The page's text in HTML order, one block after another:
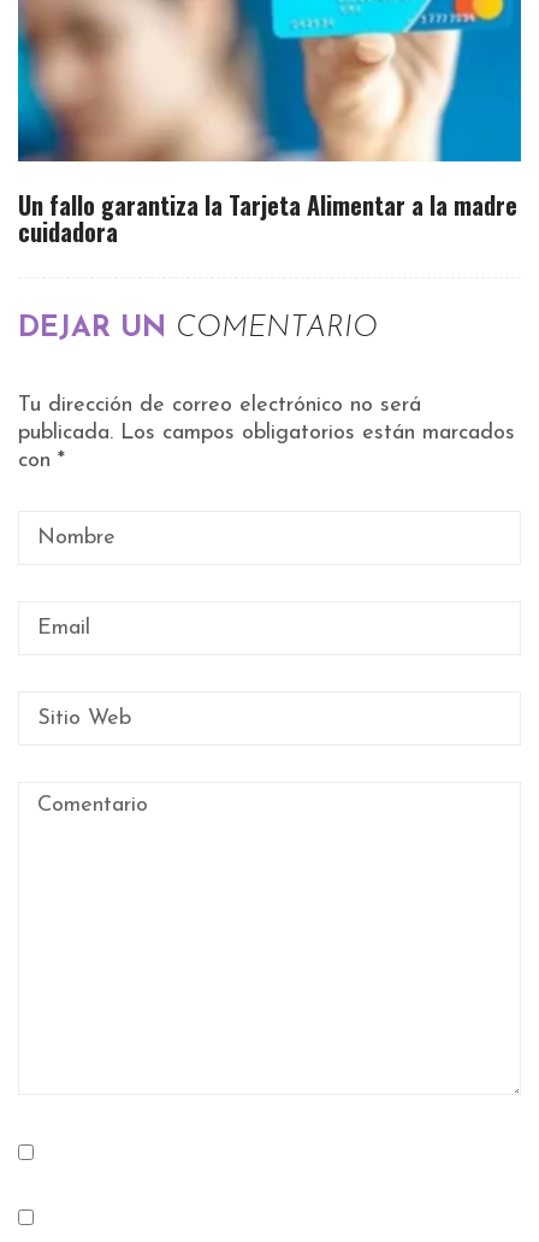
Un fallo garantiza la Tarjeta Alimentar a la madre
cuidadora
DEJAR UN COMENTARIO
Tu dirección de correo electrónico no será
publicada. Los campos obligatorios están marcados
con *